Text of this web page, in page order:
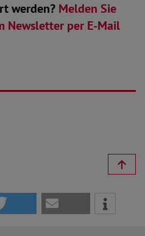
werden? Melden Sie
Newsletter per E-Mail